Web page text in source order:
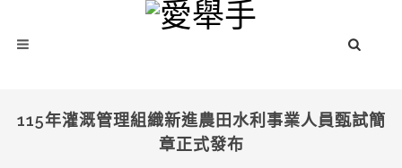
115年灌溉管理組織新進農田水利事業人員甄試簡
章正式發布